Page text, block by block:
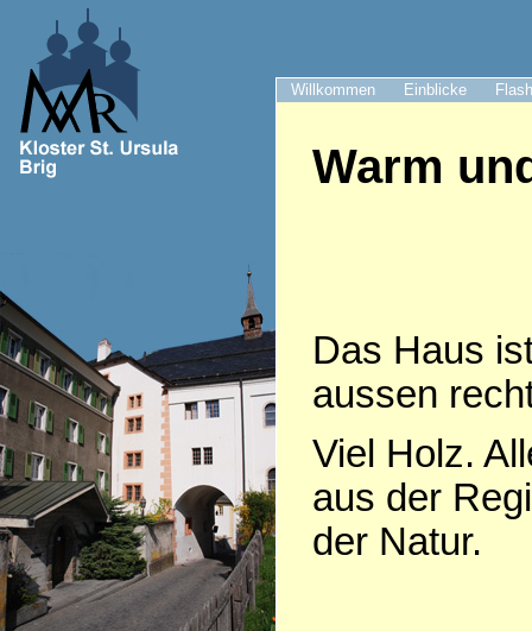
Willkommen Einblicke
Warm
Das Haus
aussen
Viel Holz.
aus der
der Natur.